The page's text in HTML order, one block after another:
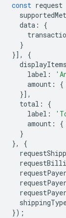
const request
data :
{
}
}],
{
displayItems
label :
amount : {
}],
total :
{
label :
amount : {
}
},
{
});